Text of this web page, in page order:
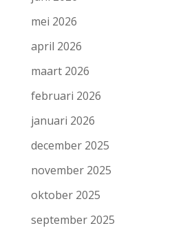
mei 2026
april 2026
maart 2026
februari 2026
januari 2026
december 2025
november 2025
oktober 2025
september 2025